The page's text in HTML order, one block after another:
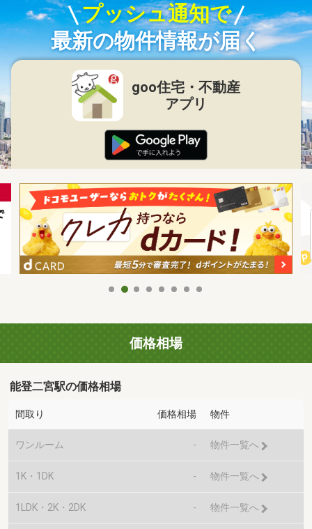
プッシュ通知で
最新の物件情報が届く
goo住宅・不動産
アプリ
価格相場
能登二宮駅の価格相場
間取り 価格相場 物件
ワンルーム - 物件一覧へ
1K・1DK - 物件一覧へ
1LDK・2K・2DK - 物件一覧へ